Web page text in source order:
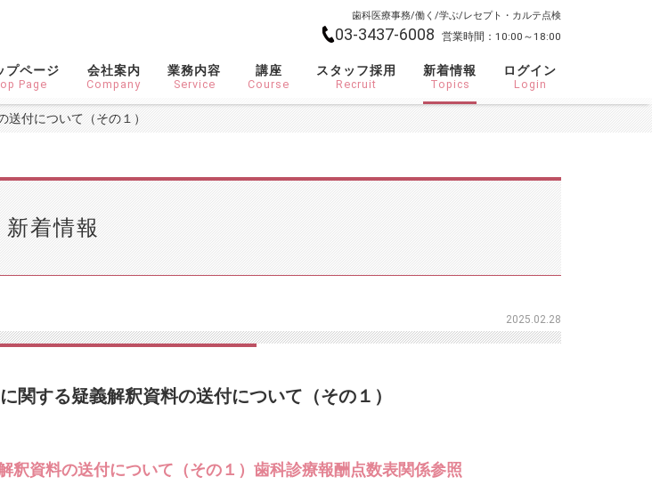
歯科医療事務/働く/学ぶ/レセプト・カルテ点検
03-3437-6008 営業時間：10:00～18:00
プページ
Page
会社案内
Company
業務内容
Service
講座
Course
スタッフ採用
Recruit
新着情報
Topics
ログイン
Login
付について（その１）
新着情報
2025.02.28
関する疑義解釈資料の送付について（その１）
釈資料の送付について（その１）歯科診療報酬点数表関係参照